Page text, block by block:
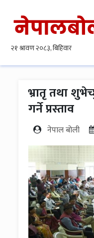
भ्रातृ तथा
गर्ने प्रस्ताव
नेपाल बोली